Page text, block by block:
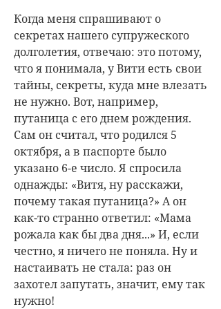
Когда меня спрашивают о
секретах нашего супружеского
долголетия, отвечаю: это потому,
что я понимала, у Вити есть свои
тайны, секреты, куда мне влезать
не нужно. Вот, например,
путаница с его днем рождения.
Сам он считал, что родился 5
октября, а в паспорте было
указано 6-е число. Я спросила
однажды: «Витя, ну расскажи,
почему такая путаница?» А он
как-то странно ответил: «Мама
рожала как бы два дня...» И, если
честно, я ничего не поняла. Ну и
настаивать не стала: раз он
захотел запутать, значит, ему так
нужно!